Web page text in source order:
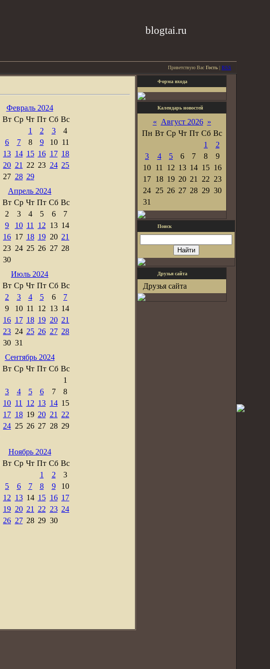
blogtai.ru
Приветствую Вас Гость | RSS
Февраль 2024
Вт Ср Чт Пт Сб Вс
1
2 3
4
6 7 8 9 10 11
13 14 15 16 17 18
20 21 22 23 24 25
27 28 29
Апрель 2024
Вт Ср Чт Пт Сб Вс
2 3 4 5 6
7
9 10 11 12 13 14
16 17 18 19 20 21
23 24 25 26 27 28
30
Июль 2024
Вт Ср Чт Пт Сб Вс
2 3 4 5 6
7
9 10 11 12 13 14
16 17 18 19 20 21
23 24 25 26 27 28
30 31
Сентябрь 2024
Вт Ср Чт Пт Сб Вс
1
3 4 5 6 7
8
10 11 12 13 14 15
17 18 19 20 21
22
24 25 26 27 28 29
Ноябрь 2024
Вт Ср Чт Пт Сб Вс
1
2
3
5 6 7 8 9
10
12 13 14 15 16 17
19 20 21 22 23 24
26 27 28 29 30
Форма входа
Календарь новостей
« Август 2026 »
Пн Вт Ср Чт Пт Сб Вс
1
2
3
4 5 6 7 8
9
10 11 12 13 14 15 16
17 18 19 20 21 22 23
24 25 26 27 28 29 30
31
Поиск
Друзья сайта
Друзья сайта